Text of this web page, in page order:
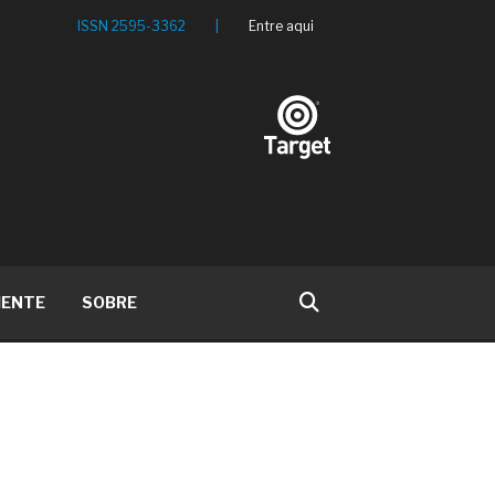
ISSN 2595-3362 Entre aqui
SOBRE